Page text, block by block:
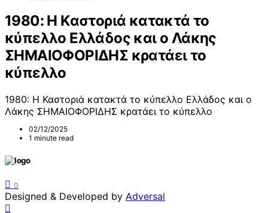
1980: Η Καστοριά κατακτά το
κύπελλο Ελλάδος και ο Λάκης
ΣΗΜΑΙΟΦΟΡΙΔΗΣ κρατάει το
κύπελλο
1980: Η Καστοριά κατακτά το κύπελλο Ελλάδος και ο
Λάκης ΣΗΜΑΙΟΦΟΡΙΔΗΣ κρατάει το κύπελλο
02/12/2025
1 minute read
0
Designed & Developed by Adversal